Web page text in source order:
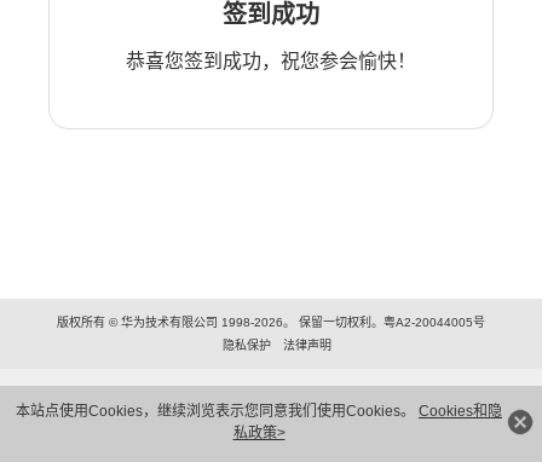
本站点使用Cookies，继续浏览表示您同意我们使用Cookies。 Cookies和隐
私政策>
签到成功
恭喜您签到成功，祝您参会愉快！
版权所有 © 华为技术有限公司 1998-2026。 保留一切权利。粤A2-20044005号
隐私保护
法律声明